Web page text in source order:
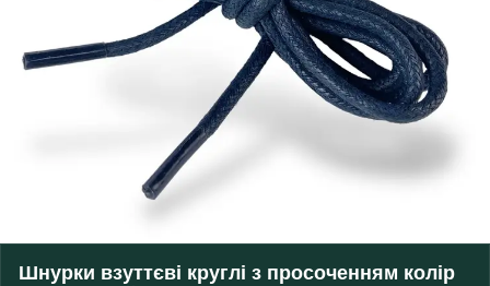
Шнурки взуттєві круглі з просоченням колір